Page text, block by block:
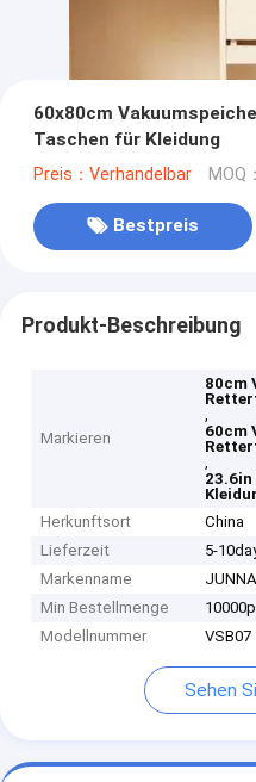
60x80cm
Taschen für Kleidung
Preis：Verhandelbar MOQ
Bestpreis
Produkt-Beschreibung
Markieren
80cm
,
60cm
,
Herkunftsort
China
Lieferzeit
5-
Markenname
Min Bestellmenge
Modellnummer
VSB07
Sehen